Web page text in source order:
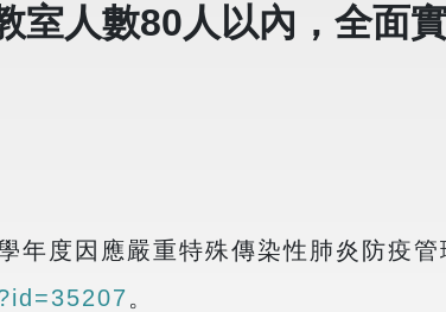
室人數80人以內，全面
年度因應嚴重特殊傳染性肺炎防疫
。